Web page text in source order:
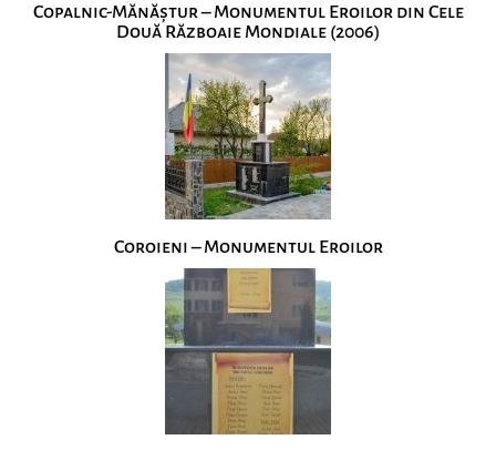
Copalnic-Mănăștur – Monumentul Eroilor din Cele
Două Războaie Mondiale (2006)
Coroieni – Monumentul Eroilor